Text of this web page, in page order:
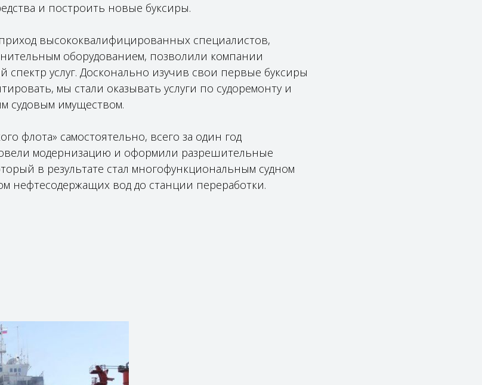
и построить новые буксиры.
высококвалифицированных специалистов,
оборудованием, позволили компании
услуг. Досконально изучив свои первые буксиры
мы стали оказывать услуги по судоремонту и
судовым имуществом.
флота» самостоятельно, всего за один год
модернизацию и оформили разрешительные
в результате стал многофункциональным судном
нефтесодержащих вод до станции переработки.